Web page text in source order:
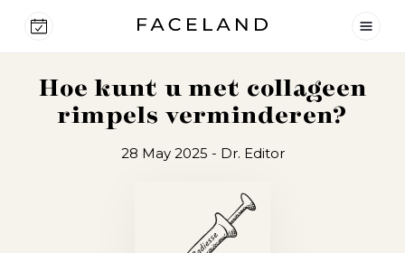
Hoe kunt u met collageen
rimpels verminderen?
28 May 2025 - Dr. Editor